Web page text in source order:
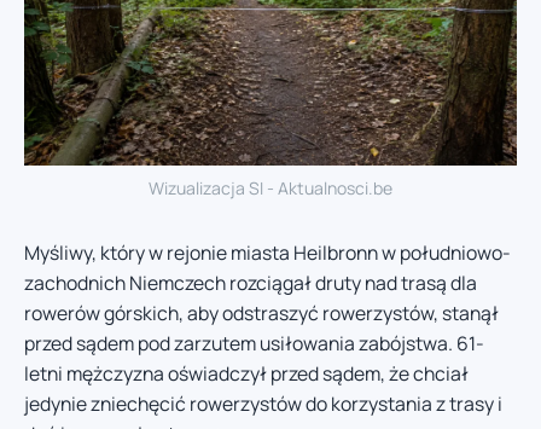
Wizualizacja SI - Aktualnosci.be
Myśliwy, który w rejonie miasta Heilbronn w południowo-
zachodnich Niemczech rozciągał druty nad trasą dla
rowerów górskich, aby odstraszyć rowerzystów, stanął
przed sądem pod zarzutem usiłowania zabójstwa. 61-
letni mężczyzna oświadczył przed sądem, że chciał
jedynie zniechęcić rowerzystów do korzystania z trasy i